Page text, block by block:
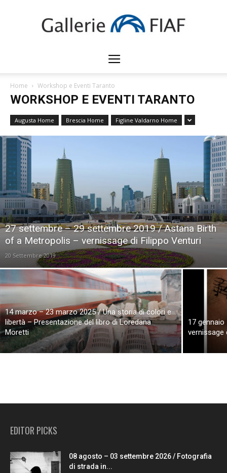
Gallerie
Home Workshop e Eventi Taranto
WORKSHOP E EVENTI TARANTO
Augusta Home Brescia Home Figline Valdarno Home
27 settembre – 29 settembre 2019 / Astana Birth
of a Metropolis – vernissage di Filippo Venturi
20 Settembre 2019
14 marzo – 23 marzo 2025 / Una storia di colori e
libertà – Presentazione del libro di Loredana
Moretti
17
vernissage
EDITOR PICKS
08 agosto – 03 settembre 2026 / Fotografia
di strada in...